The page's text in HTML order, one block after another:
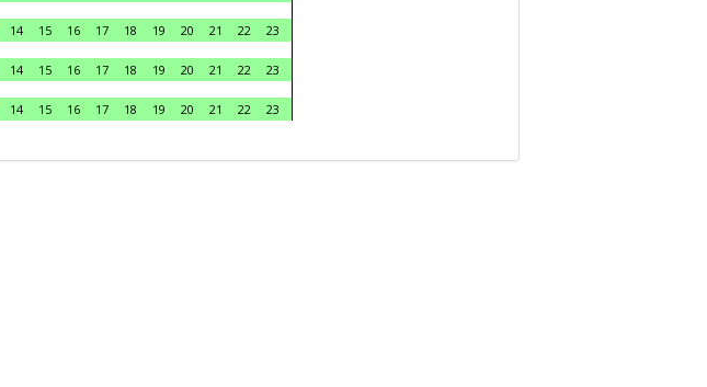
14 15 16 17 18 19 20 21 22
23
14 15 16 17 18 19 20 21 22
23
14 15 16 17 18 19 20 21 22
23